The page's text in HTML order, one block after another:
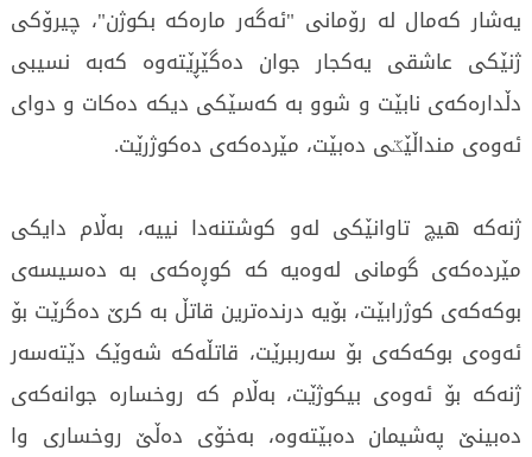
یەشار کەمال لە رۆمانی "ئەگەر مارەکە بکوژن"، چیرۆکی
ژنێکی عاشقی یەکجار جوان دەگێڕێتەوە کەبە نسیبی
دڵدارەکەی نابێت و شوو بە کەسێكی دیکە دەکات و دوای
ئەوەی منداڵێػی دەبێت، مێردەکەی دەکوژرێت.
ژنەکە هیچ تاوانێکی لەو کوشتنەدا نییە، بەڵام دایکی
مێردەکەی گومانی لەوەیە کە کوڕەکەی بە دەسیسەی
بوکەکەی کوژرابێت، بۆیە درندەترین قاتڵ بە کرێ دەگرێت بۆ
ئەوەی بوکەکەی بۆ سەرببرێت، قاتڵەکە شەوێک دێتەسەر
ژنەکە بۆ ئەوەی بیکوژێت، بەڵام کە روخسارە جوانەکەی
دەبینێ پەشیمان دەبێتەوە، بەخۆی دەڵێ روخساری وا